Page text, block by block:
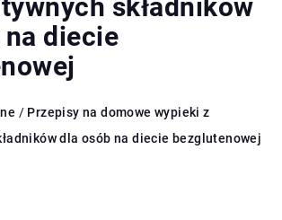
składników
diecie
/ Przepisy na domowe wypieki z
dla osób na diecie bezglutenowej